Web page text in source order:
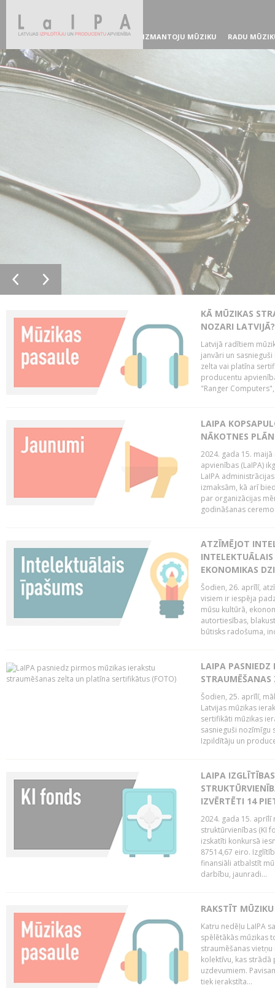
IZMANTOJU MŪZIKU RADU
KĀ MŪZIKAS
NOZARI LATVIJĀ?
Latvijā radītiem
janvāri un
zelta vai platīna
producentu
"Ranger
LAIPA
NĀKOTNES
2024. gada 15.
apvienības (LaIPA)
LaIPA
izmaksām, kā arī
par organizācijas
godināšanas
ATZĪMĒJOT
EKONOMIKAS
Šodien, 26. aprīlī,
visiem ir iespēja
mūsu kultūrā,
autortiesības,
būtisks radošuma,
LAIPA PASNIEDZ
Šodien, 25. aprīlī,
Latvijas mūzikas
sertifikāti mūzikas
sasnieguši nozīmīgu
Izpildītāju un
LAIPA
IZVĒRTĒTI 14
2024. gada 15. aprīlī
struktūrvienības (KI
izskatīti konkursā
87514,67 eiro.
finansiāli atbalstīt
darbību, jaunradi...
RAKSTĪT
Katru nedēļu LaIPA
spēlētākās mūzikas
straumēšanas
kolektīvu, kas
uzdevumiem.
tiek ierakstīta...